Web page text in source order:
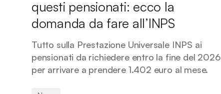
questi pensionati: ecco la
domanda da fare all’INPS
Tutto sulla Prestazione Universale INPS ai
pensionati da richiedere entro la fine del 2026
per arrivare a prendere 1.402 euro al mese.